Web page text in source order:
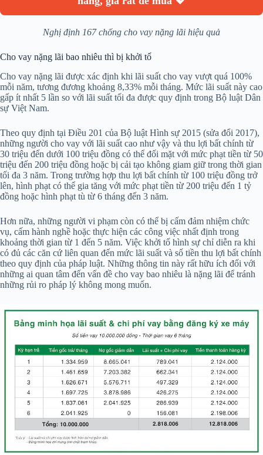
Nghị định 167 chống cho vay nặng lãi hiệu quả
Cho vay nặng lãi bao nhiêu thì bị khởi tố
Cho vay nặng lãi được xác định khi lãi suất cho vay vượt quá 100%
mỗi năm, tương đương khoảng 8,33% mỗi tháng. Mức lãi suất này cao
gấp ít nhất 5 lần so với lãi suất tối đa được quy định trong Bộ luật Dân
sự Việt Nam.
Theo quy định tại Điều 201 của Bộ luật Hình sự 2015 (sửa đổi 2017),
những người cho vay với lãi suất cao như vậy và thu lợi bất chính từ
30 triệu đến dưới 100 triệu đồng có thể đối mặt với mức phạt tiền từ 50
triệu đến 200 triệu đồng hoặc bị cải tạo không giam giữ trong thời gian
tối đa 3 năm. Trong trường hợp thu lợi bất chính từ 100 triệu đồng trở
lên, hình phạt có thể gia tăng với mức phạt tiền từ 200 triệu đến 1 tỷ
đồng hoặc hình phạt tù từ 6 tháng đến 3 năm.
Hơn nữa, những người vi phạm còn có thể bị cấm đảm nhiệm chức
vụ, cấm hành nghề hoặc thực hiện các công việc nhất định trong
khoảng thời gian từ 1 đến 5 năm. Việc khởi tố hình sự chỉ diễn ra khi
có đủ các căn cứ liên quan đến mức lãi suất và số tiền thu lợi bất chính
theo quy định của pháp luật. Những thông tin này rất hữu ích đối với
những ai quan tâm đến vấn đề cho vay bao nhiêu là nặng lãi để tránh
những rủi ro pháp lý không mong muốn.